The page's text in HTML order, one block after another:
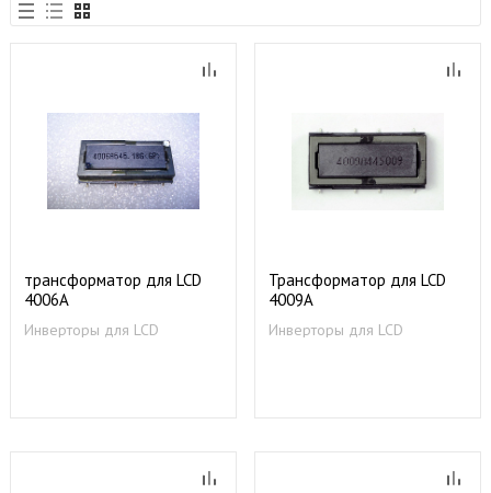
трансформатор для LCD
4006A
Инверторы для LCD
Трансформатор для LCD
4009A
Инверторы для LCD